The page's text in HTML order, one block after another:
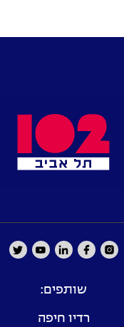
שותפים:
רדיו חיפה